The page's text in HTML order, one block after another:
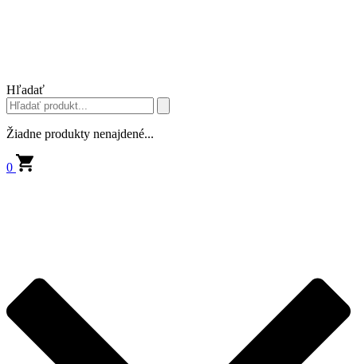
Hľadať
Žiadne produkty nenajdené...
0